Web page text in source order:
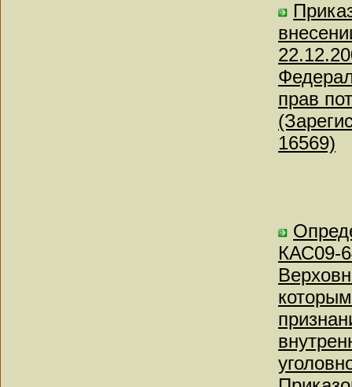
прав
16569)
КАС09-